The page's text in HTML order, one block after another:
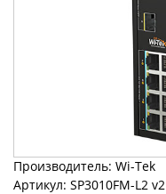
Производитель: Wi-Tek
Артикул: SP3010FM-L2 v2